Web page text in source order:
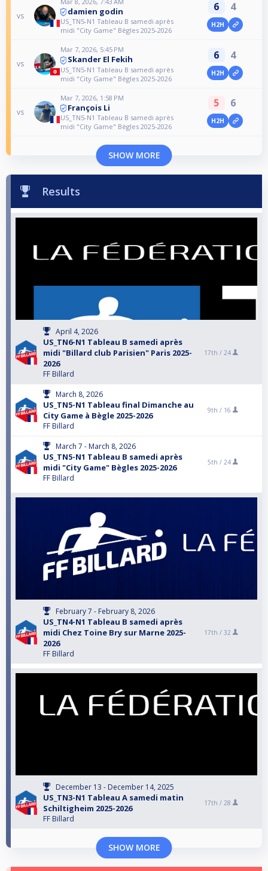
vs damien godin
US_TN5-N1 Tableau B samedi après
midi "City Game" Bègles 2025-2026
6 4
H2H
vs
Mar 7, 2026, 5:45 PM
Skander El Fekih
US_TN5-N1 Tableau B samedi après
midi "City Game" Bègles 2025-2026
6 4
H2H
vs
Mar 7, 2026, 1:58 PM
François Li
US_TN5-N1 Tableau B samedi après
midi "City Game" Bègles 2025-2026
5 6
H2H
SHOW MORE
Results
April 4, 2026
US_TN6-N1 Tableau B samedi après
midi "Billard club Parisien" Paris 2025-
2026
FF Billard
17th / 24
March 8, 2026
US_TN5-N1 Tableau final Dimanche au
City Game à Bègle 2025-2026
FF Billard
9th / 16
March 7 - March 8, 2026
US_TN5-N1 Tableau B samedi après
midi "City Game" Bègles 2025-2026
FF Billard
5th / 24
February 7 - February 8, 2026
US_TN4-N1 Tableau B samedi après
midi Chez Toine Bry sur Marne 2025-
2026
FF Billard
17th / 32
December 13 - December 14, 2025
US_TN3-N1 Tableau A samedi matin
Schiltigheim 2025-2026
FF Billard
17th / 28
SHOW MORE